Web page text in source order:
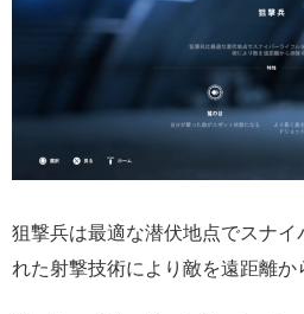
狙撃兵は最適な潜伏地点でスナ
れた射撃技術により敵を遠距離か